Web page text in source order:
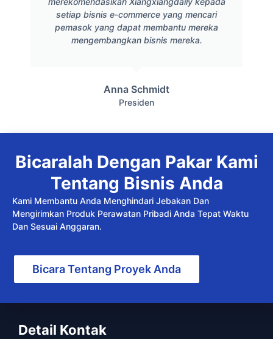
setiap bisnis e-commerce yang mencari
pemasok yang dapat membantu mereka
mengembangkan bisnis mereka.
Anna Schmidt
Presiden
Bicaralah Dengan Pakar Kami
Tentang Bisnis Anda
Kami Membantu Anda Menghindari Jebakan Dan
Mengirimkan Produk Perawatan Pribadi Anda Tepat Waktu
Dan Sesuai Anggaran.
Bicara Tentang Proyek Anda
Detail Kontak